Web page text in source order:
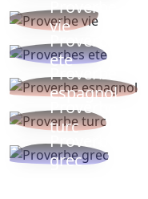
Proverbe
vie
Proverbes
ete
Proverbe
espagnol
Proverbe
turc
Proverbe
grec